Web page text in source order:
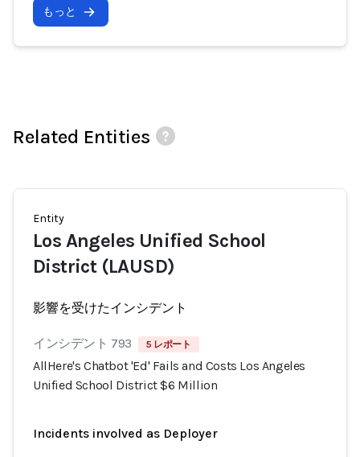
もっと
Related Entities
Entity
Los Angeles Unified School
District (LAUSD)
影響を受けたインシデント
インシデント 793 5 レポート
AllHere's Chatbot 'Ed' Fails and Costs Los Angeles
Unified School District $6 Million
Incidents involved as Deployer